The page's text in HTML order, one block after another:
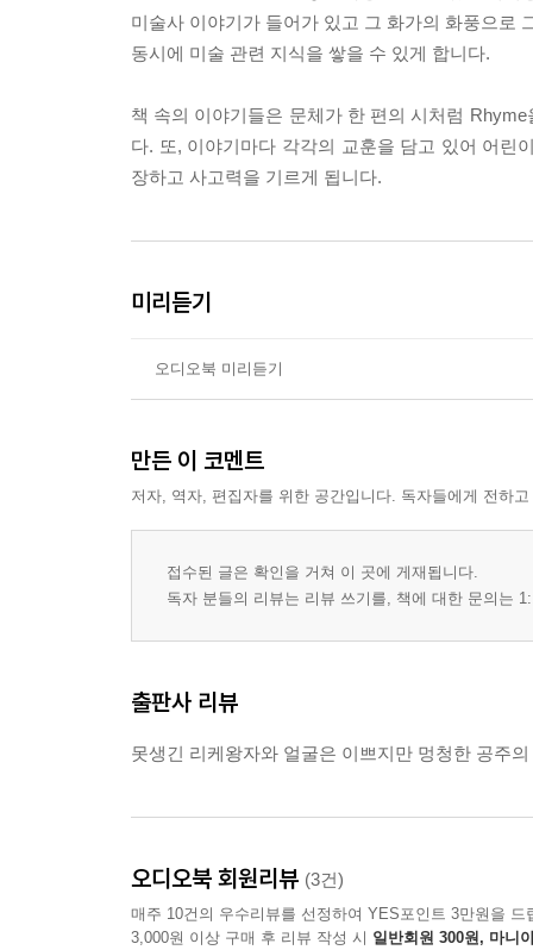
미술사 이야기가 들어가 있고 그 화가의 화풍으로
동시에 미술 관련 지식을 쌓을 수 있게 합니다.
책 속의 이야기들은 문체가 한 편의 시처럼
다. 또, 이야기마다 각각의 교훈을 담고 있어 어린
장하고 사고력을 기르게 됩니다.
미리듣기
오디오북 미리듣기
만든 이 코멘트
저자, 역자, 편집자를 위한 공간입니다. 독자들에게 전하
접수된 글은 확인을 거쳐 이 곳에 게재됩니다.
독자 분들의 리뷰는 리뷰 쓰기를, 책에 대한 문의는
출판사 리뷰
못생긴 리케왕자와 얼굴은 이쁘지만 멍청한 공주
오디오북 회원리뷰 (3건)
매주 10건의 우수리뷰를 선정하여 YES포인트 3만원을 드
3,000원 이상 구매 후 리뷰 작성 시 일반회원 300원, 마니